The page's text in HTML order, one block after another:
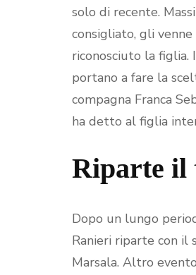
solo di recente.
consigliato, gli
riconosciuto la figlia.
portano a fare la
compagna Franca
ha detto al figlia
Riparte il
Dopo un lungo
Ranieri riparte con
Marsala. Altro